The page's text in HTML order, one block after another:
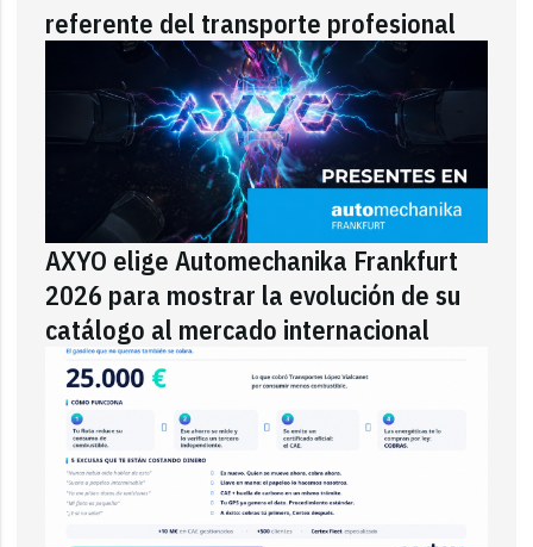
referente del transporte profesional
AXYO elige Automechanika Frankfurt
2026 para mostrar la evolución de su
catálogo al mercado internacional